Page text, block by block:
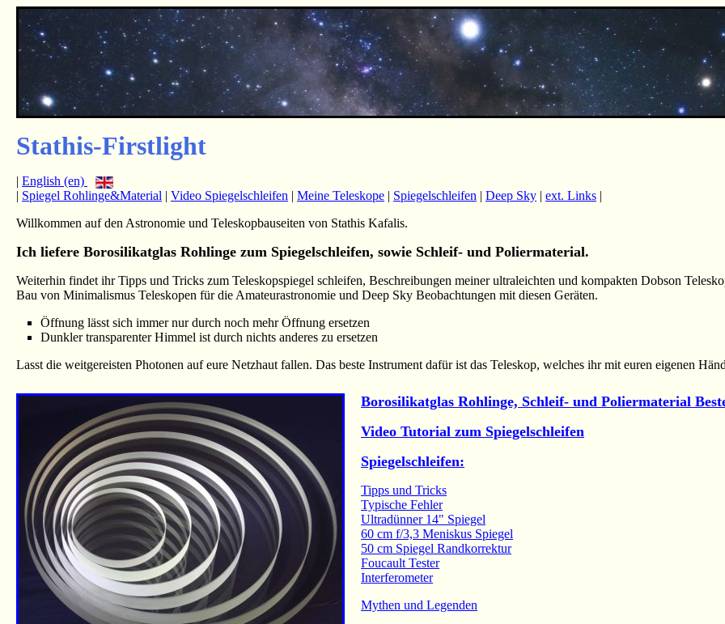
Stathis-Firstlight
| English (en)
| Spiegel Rohlinge&Material | Video Spiegelschleifen | Meine Teleskope | Spiegelschleifen | Deep Sky | ext. Links |
Willkommen auf den Astronomie und Teleskopbauseiten von Stathis Kafalis.
Ich liefere Borosilikatglas Rohlinge zum Spiegelschleifen, sowie Schleif- und Poliermaterial.
Weiterhin findet ihr Tipps und Tricks zum Teleskopspiegel schleifen, Beschreibungen meiner ultraleichten und kompakten Dobson
Bau von Minimalismus Teleskopen für die Amateurastronomie und Deep Sky Beobachtungen mit diesen Geräten.
Öffnung lässt sich immer nur durch noch mehr Öffnung ersetzen
Dunkler transparenter Himmel ist durch nichts anderes zu ersetzen
Lasst die weitgereisten Photonen auf eure Netzhaut fallen. Das beste Instrument dafür ist das Teleskop, welches ihr mit euren eigenen
Borosilikatglas Rohlinge, Schleif- und Poliermaterial
Video Tutorial zum Spiegelschleifen
Spiegelschleifen:
Tipps und Tricks
Typische Fehler
Ultradünner 14" Spiegel
60 cm f/3,3 Meniskus Spiegel
50 cm Spiegel Randkorrektur
Foucault Tester
Interferometer
Mythen und Legenden